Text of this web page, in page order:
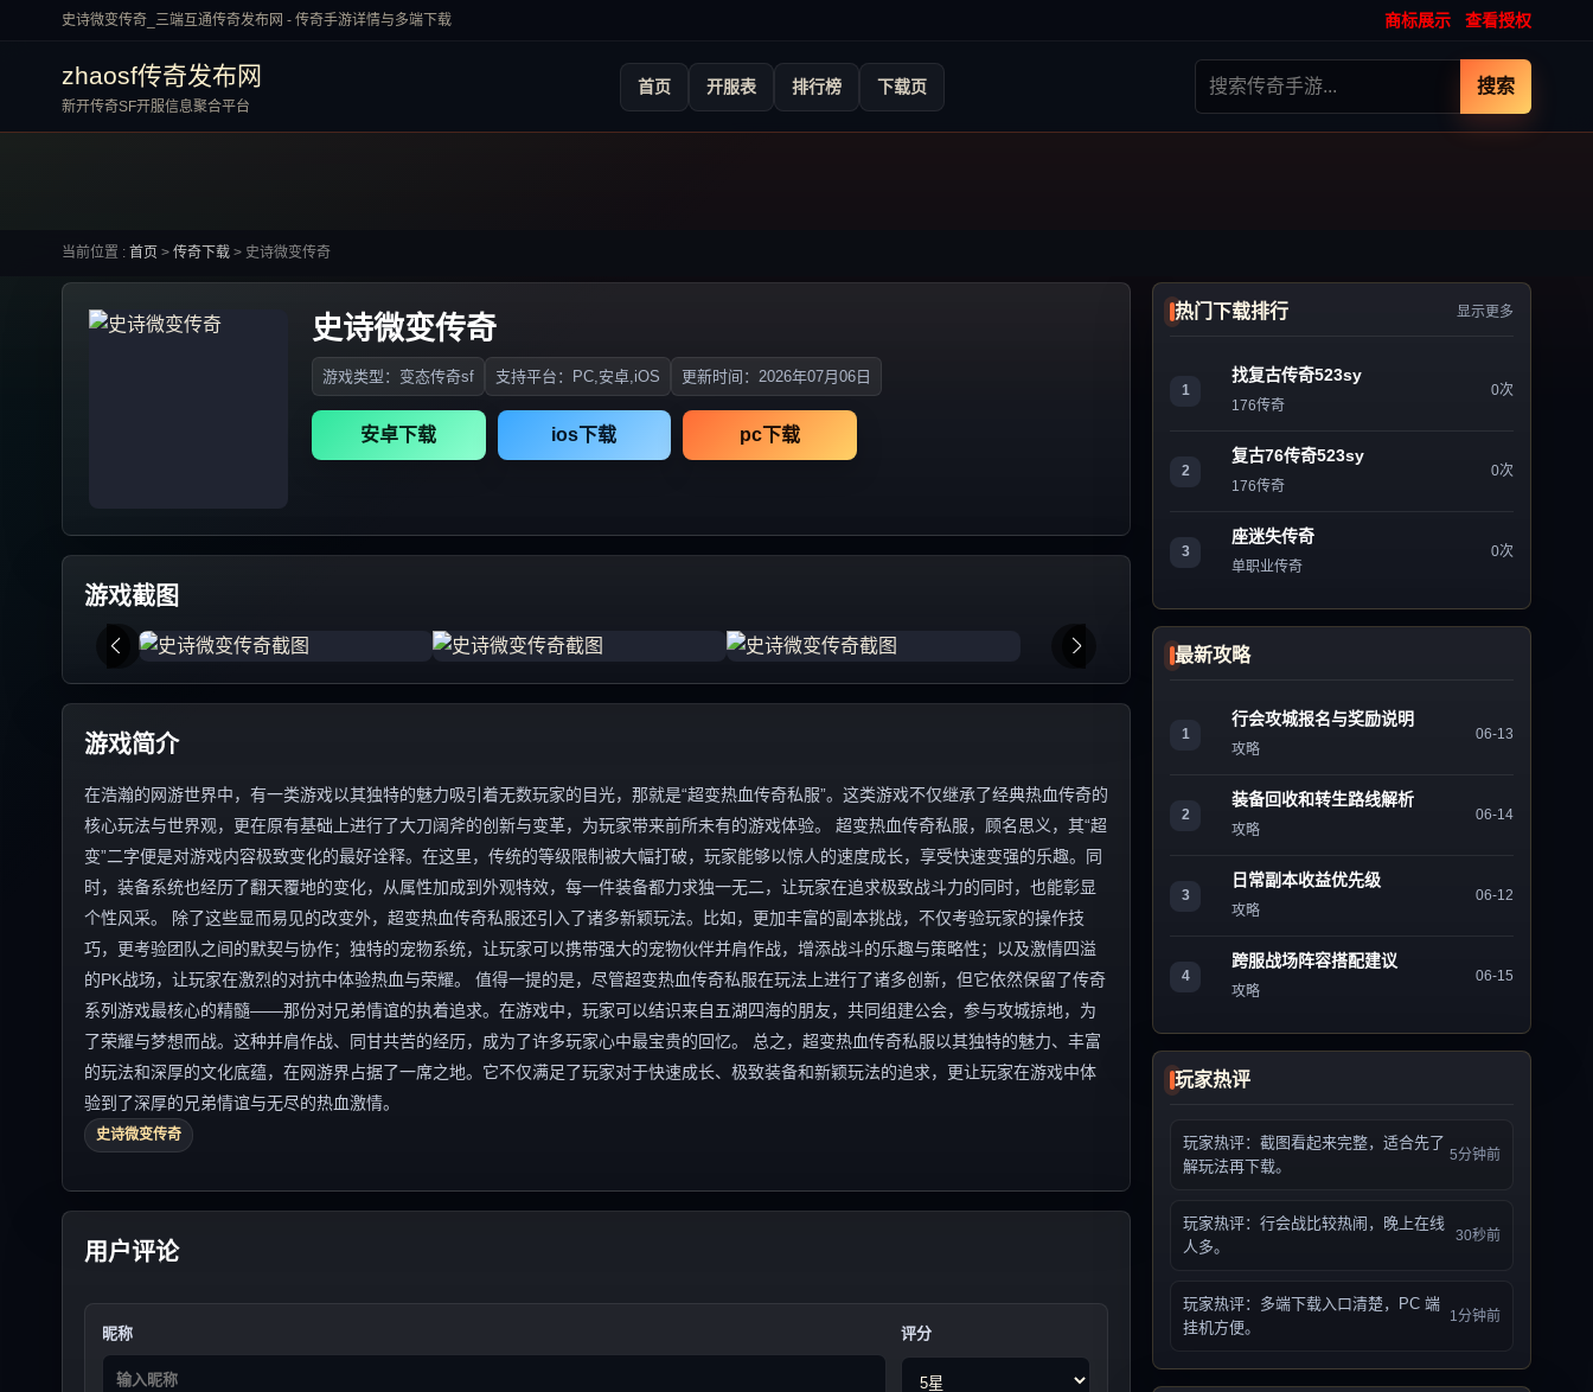
史诗微变传奇_三端互通传奇发布网 - 传奇手游详情与多端下载 商标展示 查看授权
zhaosf传奇发布网
新开传奇SF开服信息聚合平台
首页 开服表 排行榜 下载页 搜索
当前位置 : 首页 > 传奇下载 > 史诗微变传奇
史诗微变传奇
游戏类型：变态传奇sf 支持平台：PC,安卓,iOS 更新时间：2026年07月06日
安卓下载 ios下载 pc下载
游戏截图
游戏简介
在浩瀚的网游世界中，有一类游戏以其独特的魅力吸引着无数玩家的目光，那就是“超变热血传奇私服”。这类游戏不仅继承了经典热血传奇的
核心玩法与世界观，更在原有基础上进行了大刀阔斧的创新与变革，为玩家带来前所未有的游戏体验。 超变热血传奇私服，顾名思义，其“超
变”二字便是对游戏内容极致变化的最好诠释。在这里，传统的等级限制被大幅打破，玩家能够以惊人的速度成长，享受快速变强的乐趣。同
时，装备系统也经历了翻天覆地的变化，从属性加成到外观特效，每一件装备都力求独一无二，让玩家在追求极致战斗力的同时，也能彰显
个性风采。 除了这些显而易见的改变外，超变热血传奇私服还引入了诸多新颖玩法。比如，更加丰富的副本挑战，不仅考验玩家的操作技
巧，更考验团队之间的默契与协作；独特的宠物系统，让玩家可以携带强大的宠物伙伴并肩作战，增添战斗的乐趣与策略性；以及激情四溢
的PK战场，让玩家在激烈的对抗中体验热血与荣耀。 值得一提的是，尽管超变热血传奇私服在玩法上进行了诸多创新，但它依然保留了传奇
系列游戏最核心的精髓——那份对兄弟情谊的执着追求。在游戏中，玩家可以结识来自五湖四海的朋友，共同组建公会，参与攻城掠地，为
了荣耀与梦想而战。这种并肩作战、同甘共苦的经历，成为了许多玩家心中最宝贵的回忆。 总之，超变热血传奇私服以其独特的魅力、丰富
的玩法和深厚的文化底蕴，在网游界占据了一席之地。它不仅满足了玩家对于快速成长、极致装备和新颖玩法的追求，更让玩家在游戏中体
验到了深厚的兄弟情谊与无尽的热血激情。
史诗微变传奇
用户评论
昵称 评分
热门下载排行 显示更多
1
找复古传奇523sy
176传奇
0次
2
复古76传奇523sy
176传奇
0次
3
座迷失传奇
单职业传奇
0次
最新攻略
1
行会攻城报名与奖励说明
攻略
06-13
2
装备回收和转生路线解析
攻略
06-14
3
日常副本收益优先级
攻略
06-12
4
跨服战场阵容搭配建议
攻略
06-15
玩家热评
玩家热评：截图看起来完整，适合先了
解玩法再下载。
5分钟前
玩家热评：行会战比较热闹，晚上在线
人多。
30秒前
玩家热评：多端下载入口清楚，PC 端
挂机方便。
1分钟前